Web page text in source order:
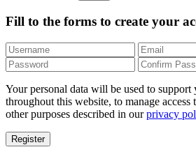
Fill to the forms to create your
Your personal data will be used to support
throughout this website, to manage
other purposes described in ourprivacy